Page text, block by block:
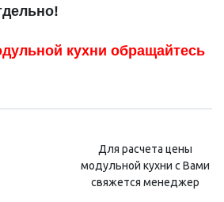
кухни обращайтесь
Для расчета цены
модульной кухни с Вами
свяжется менеджер